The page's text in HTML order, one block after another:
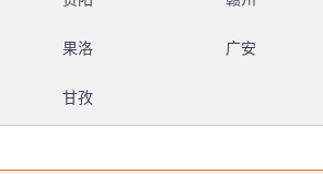
果洛 广安
甘孜